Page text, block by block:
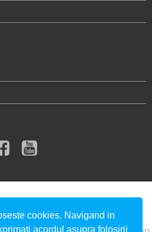
de Apă Someș S.A.
cookies. Navigand in
acordul asupra folosirii